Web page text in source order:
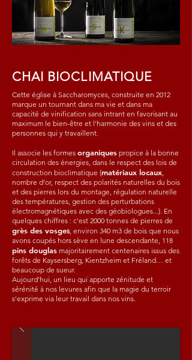
CHAI BIOCLIMATIQUE
Cette église à Saccharomyces, construite en 2012
marque un tournant dans ma vie et dans ma
capacité de vinification sans intrant en favorisant au
maximum le bien-être et l’harmonie des vins et des
personnes qui y travaillent.
Il associe les formes organiques propice à la bonne
circulation des énergies, dans le respect des lois de
construction bioclimatique (matériaux locaux,
nombre d’or, respect des polarités naturelles du bois
et des pierres lors du montage, régulation naturelle
des températures, gestion des perturbations
électromagnétiques avec des géobiologues...). En
quelques chiffres : c'est 2000 tonnes de pierres de
grès des vosges, environ 340 m3 de bois que nous
avons coupés hors sève en lune descendante, 118
pins douglas majoritairement centenaires issus des
forêts de Kaysersberg, Kientzheim et Fréland… et
beaucoup de sueur.
Aujourd'hui, un lieu qui apporte zénitude et
sérénité à nos levures afin que la magie du terroir
s'exprime via leur travail dans nos vins.